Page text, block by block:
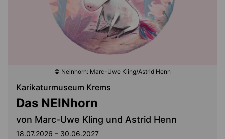
© Neinhorn: Marc-Uwe Kling/Astrid Henn
Karikaturmuseum Krems
Das NEINhorn
von Marc-Uwe Kling und Astrid Henn
18.07.2026 – 30.06.2027